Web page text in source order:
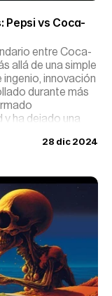
Pepsi vs Coca-
entre Coca-
allá de una simple
innovación
durante más
y ha dejado una
28 dic 2024